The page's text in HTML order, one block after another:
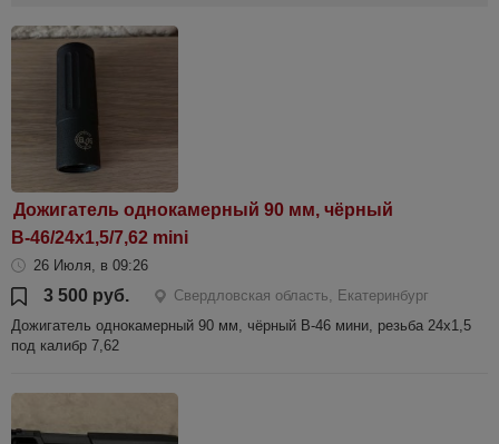
Дожигатель однокамерный 90 мм, чёрный
В-46/24х1,5/7,62 mini
26 Июля, в 09:26
3 500 руб.
Свердловская область, Екатеринбург
Дожигатель однокамерный 90 мм, чёрный В-46 мини, резьба 24х1,5
под калибр 7,62